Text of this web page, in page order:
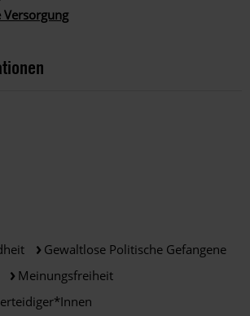
Versorgung
Gewaltlose Politische Gefangene
Meinungsfreiheit